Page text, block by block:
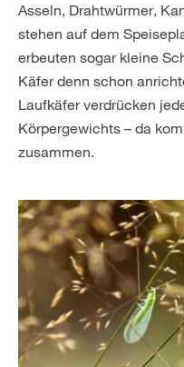
Asseln, Drahtwürmer,
stehen auf dem
erbeuten sogar kleine
Käfer denn schon
Laufkäfer verdrücken
Körpergewichts – da
zusammen.